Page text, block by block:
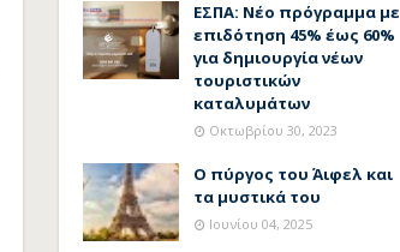
ΕΣΠΑ: Νέο πρόγραμμα με
επιδότηση 45% έως 60%
για δημιουργία νέων
τουριστικών
καταλυμάτων
Οκτωβρίου 30, 2023
Ο πύργος του Άιφελ και
τα μυστικά του
Ιουνίου 04, 2025